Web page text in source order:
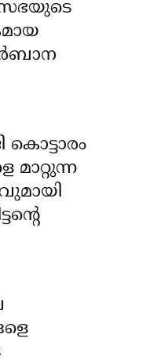
കൊട്ടാരം
മാറ്റുന്ന